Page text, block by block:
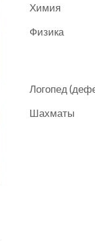
Химия
Физика
Логопед
Шахматы